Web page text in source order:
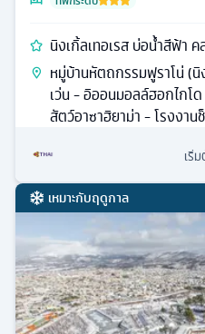
นิงเกิ้ลเทอเรส บ่อน้ำสีฟ้า
หมู่บ้านหัตถกรรมฟูราโน่ (นิ
เว่น - อิออนมอลล์ฮอกไกโ
สัตว์อาซาฮิยาม่า - โรงงา
เริ่
เหมาะกับฤดูกาล